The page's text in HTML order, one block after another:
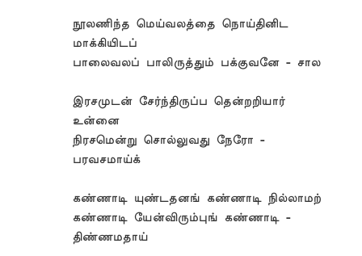
நூலணிந்த மெய்வலத்தை நொய்தினிட
மாக்கியிடப்
பாலைவலப் பாலிருத்தும் பக்குவனே - சால
இரசமுடன் சேர்ந்திருப்ப தென்றறியார்
உன்னை
நிரசமென்று சொல்லுவது நேரோ -
பரவசமாய்க்
கண்ணாடி யுண்டதனங் கண்ணாடி நில்லாமற்
கண்ணாடி யேன்விரும்புங் கண்ணாடி -
திண்ணமதாய்